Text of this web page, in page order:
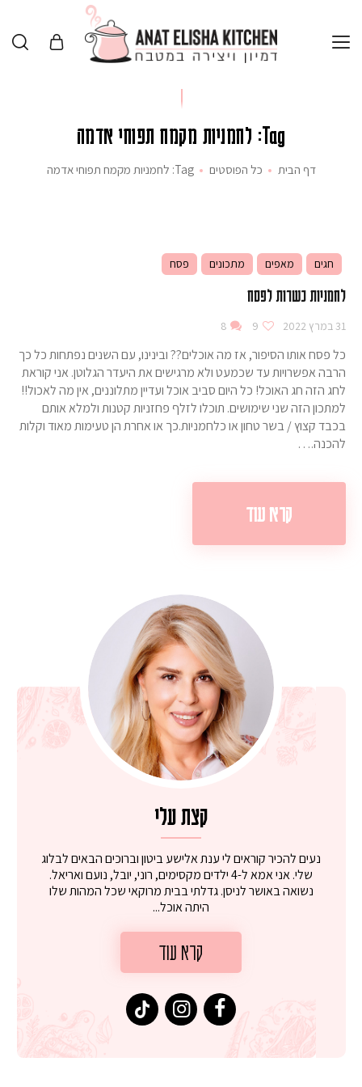
Tag: לחמניות מקמח תפוחי אדמה
דף הבית כל הפוסטים Tag: לחמניות מקמח תפוחי אדמה
חגים מאפים מתכונים פסח
לחמניות כשרות לפסח
31 במרץ 2022 9
8
כל פסח אותו הסיפור, אז מה אוכלים?? ובינינו, עם השנים נפתחות כל כך
הרבה אפשרויות עד שכמעט ולא מרגישים את היעדר הגלוטן. אני קוראת
לחג הזה חג האוכל! כל היום סביב אוכל ועדיין מתלוננים, אין מה לאכול!!
למתכון הזה שני שימושים. תוכלו לזלף פחזניות קטנות ולמלא אותם
בכבד קצוץ / בשר טחון או כלחמניות.כך או אחרת הן טעימות מאוד וקלות
להכנה.…
קרא עוד
קצת עלי
נעים להכיר קוראים לי ענת אלישע ביטון וברוכים הבאים לבלוג
שלי. אני אמא ל-4 ילדים מקסימים, רוני, יובל, נועם ואריאל.
נשואה באושר לניסן. גדלתי בבית מרוקאי שכל המהות שלו
היתה אוכל...
קרא עוד